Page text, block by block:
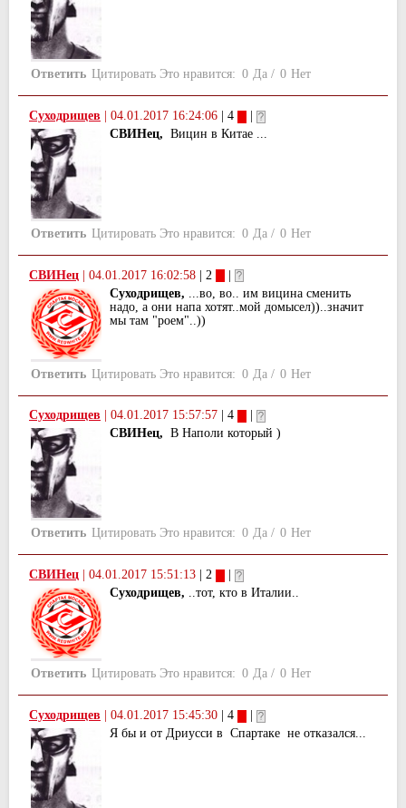
Ответить Цитировать Это нравится: 0 Да / 0 Нет
Суходрищев 04.01.2017 16:24:06 | 4
СВИНец, Вицин в Китае ...
Ответить Цитировать Это нравится: 0 Да / 0 Нет
СВИНец | 04.01.2017 16:02:58 | 2
|
Суходрищев, ...во, во.. им вицина сменить
надо, а они напа хотят..мой домысел))..значит
мы там "роем"..))
Ответить Цитировать Это нравится: 0 Да / 0 Нет
Суходрищев 04.01.2017 15:57:57 | 4
СВИНец, В Наполи который )
Ответить Цитировать Это нравится: 0 Да / 0 Нет
СВИНец 04.01.2017 15:51:13 | 2
Суходрищев, ..тот, кто в Италии..
Ответить Цитировать Это нравится: 0 Да / 0 Нет
Суходрищев 04.01.2017 15:45:30 | 4
Я бы и от Дриусси в Спартаке не отказался...